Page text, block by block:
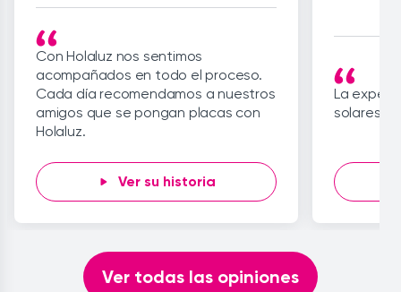
Con Holaluz nos sentimos
acompañados en todo el proceso.
Cada día recomendamos a nuestros
amigos que se pongan placas con
Holaluz.
Ver su historia
La
solares
Ver todas las opiniones